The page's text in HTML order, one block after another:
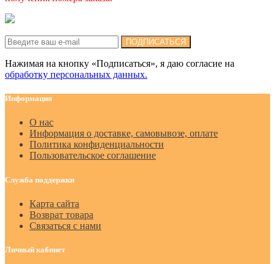
ПОДПИСАТЬСЯ
Нажимая на кнопку «Подписаться», я даю cогласие на
обработку персональных данных.
Информация
О нас
Информация о доставке, самовывозе, оплате
Политика конфиденциальности
Пользовательское соглашение
Служба поддержки
Карта сайта
Возврат товара
Связаться с нами
Личный кабинет